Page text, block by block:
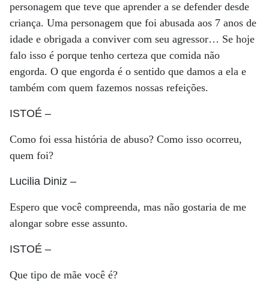
personagem que teve que aprender a se defender desde
criança. Uma personagem que foi abusada aos 7 anos de
idade e obrigada a conviver com seu agressor… Se hoje
falo isso é porque tenho certeza que comida não
engorda. O que engorda é o sentido que damos a ela e
também com quem fazemos nossas refeições.
ISTOÉ –
Como foi essa história de abuso? Como isso ocorreu,
quem foi?
Lucilia Diniz –
Espero que você compreenda, mas não gostaria de me
alongar sobre esse assunto.
ISTOÉ –
Que tipo de mãe você é?